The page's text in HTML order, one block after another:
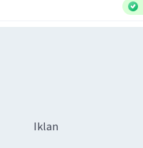
Iklan